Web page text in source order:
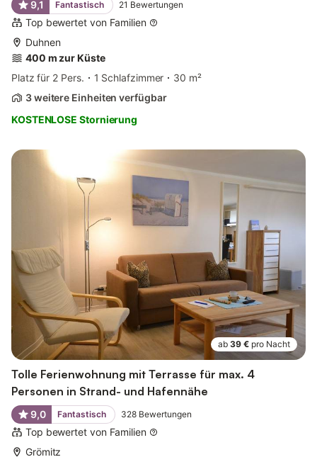
9,1 Fantastisch 21 Bewertungen
Top bewertet von Familien
Duhnen
400 m zur Küste
Platz für 2 Pers.
1 Schlafzimmer
30 m²
3 weitere Einheiten verfügbar
KOSTENLOSE Stornierung
ab 39 € pro Nacht
Tolle Ferienwohnung mit Terrasse für max. 4
Personen in Strand- und Hafennähe
9,0 Fantastisch 328 Bewertungen
Top bewertet von Familien
Grömitz